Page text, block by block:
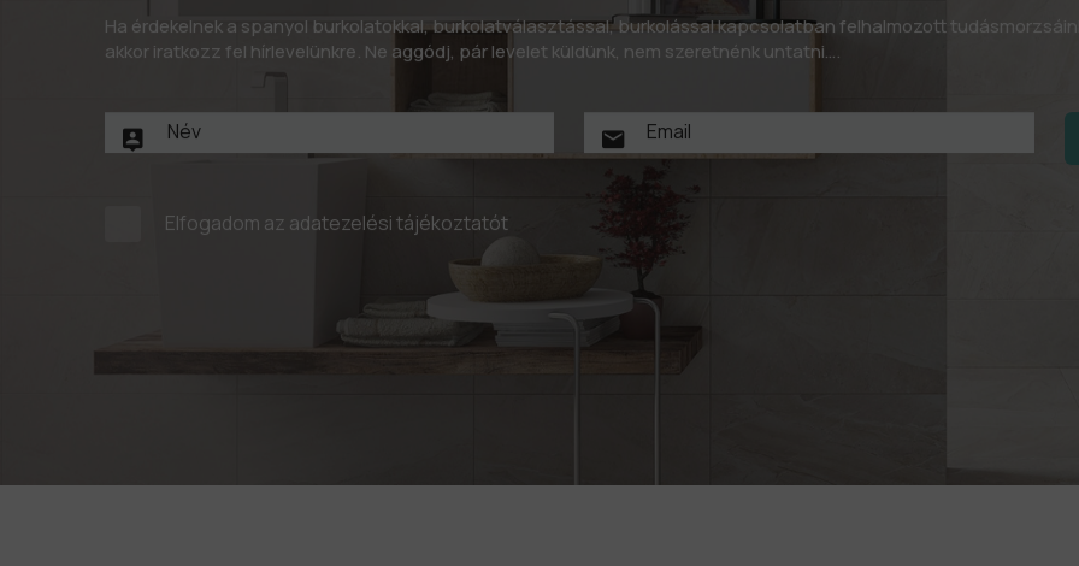
Ha érdekelnek a spanyol burkolatokkal, burkolatválasztással, burkolással kapcsolatban felhalmozott
akkor iratkozz fel hírlevelünkre. Ne aggódj, pár levelet küldünk, nem szeretnénk untatni….
Elfogadom az adatezelési tájékoztatót